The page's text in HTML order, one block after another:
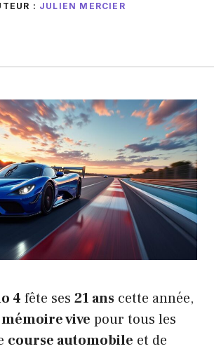
: JULIEN MERCIER
4 fête ses 21 ans cette année,
mémoire vive pour tous les
course automobile et de